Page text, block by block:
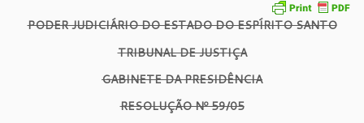
PODER JUDICIÁRIO DO ESTADO DO ESPÍRITO SANTO
TRIBUNAL DE JUSTIÇA
GABINETE DA PRESIDÊNCIA
RESOLUÇÃO Nº 59/05